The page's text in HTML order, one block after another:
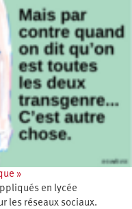
»
en lycée
les réseaux sociaux.